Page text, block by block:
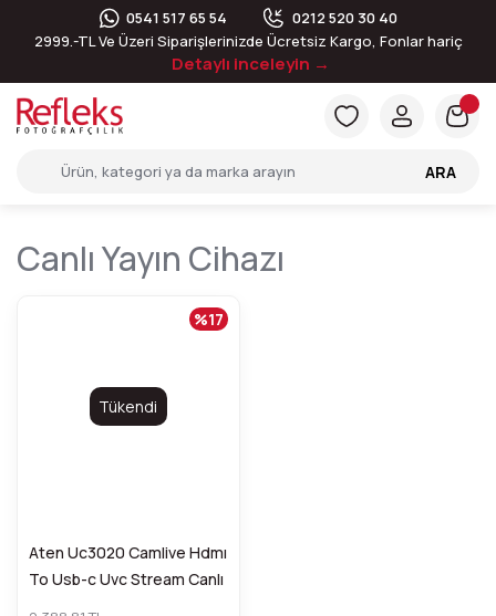
0541 517 65 54
0212 520 30 40
2999.-TL Ve Üzeri Siparişlerinizde Ücretsiz Kargo, Fonlar hariç
Detaylı inceleyin →
ARA
Canlı Yayın Cihazı
Tükendi
Aten Uc3020 Camlive Hdmı
To Usb-c Uvc Stream Canlı
%17